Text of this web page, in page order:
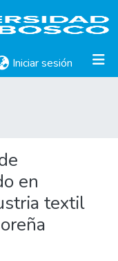
Iniciar sesión (current)
en
textil